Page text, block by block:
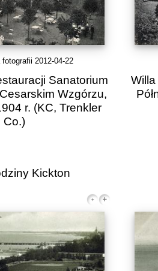
2012-04-22
Sanatorium
Wzgórzu,
r. (KC, Trenkler
Co.)
Kickton